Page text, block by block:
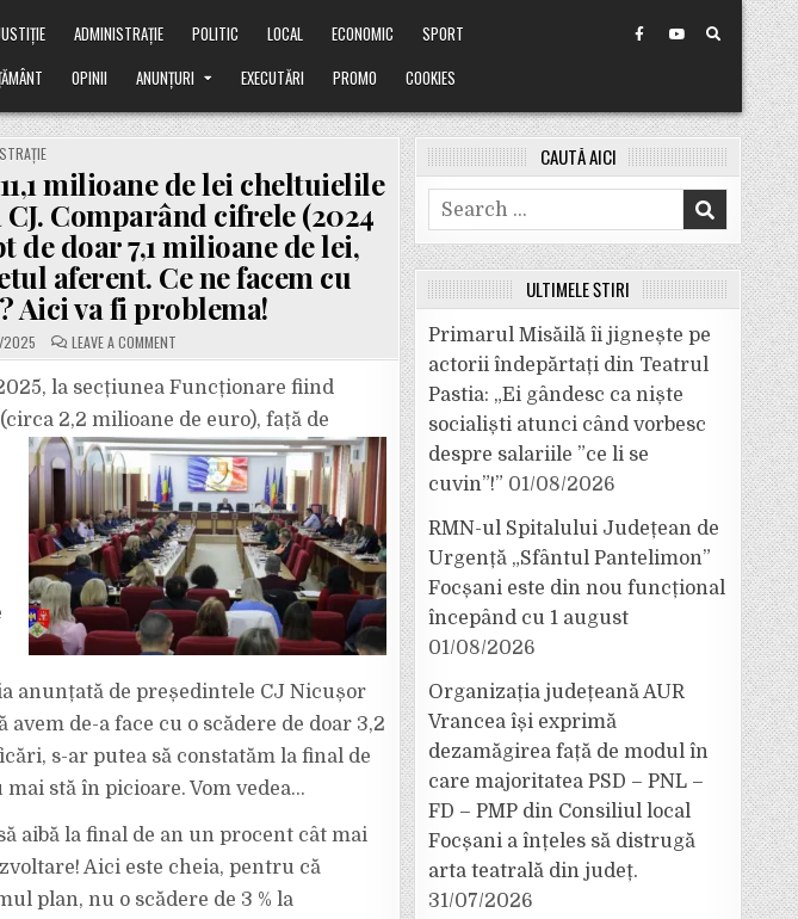
ADMINISTRAȚIE POLITIC LOCAL ECONOMIC
SPORT
OPINII ANUNȚURI EXECUTĂRI PROMO COOKIES
milioane de lei cheltuielile
Comparând cifrele (2024
de doar 7,1 milioane de lei,
aferent. Ce ne facem cu
Aici va fi problema!
LEAVE A COMMENT
HALICI
ANUNȚAT
CĂ
A
REDUS
CU
11,1
MILIOANE
DE
LEI
CHELTUIELILE
DE
LA
SECȚIUNEA
FUNCȚIONARE
A
CJ.
COMPARÂND
CIFRELE
(2024
VS
SCĂDEREA
ESTE
FAPT
DOAR
MILIOANE
DE
ADICĂ
DOAR
DE
3,2
DIN
la secțiunea Funcționare fiind
2,2 milioane de euro), față de
anunțată de președintele CJ Nicușor
de-a face cu o scădere de doar 3,2
s-ar putea să constatăm la final de
mai stă în picioare. Vom vedea…
aibă la final de an un procent cât mai
Aici este cheia, pentru că
plan, nu o scădere de 3 % la
CAUTĂ AICI
Search
for:
ULTIMELE ȘTIRI
Primarul Misăilă îi jignește pe
actorii îndepărtați din Teatrul
Pastia: „Ei gândesc ca niște
socialiști atunci când vorbesc
despre salariile ”ce li se
cuvin”!” 01/08/2026
RMN-ul Spitalului Județean de
Urgență „Sfântul Pantelimon”
Focșani este din nou funcțional
începând cu 1 august
01/08/2026
Organizația județeană AUR
Vrancea își exprimă
dezamăgirea față de modul în
care majoritatea PSD – PNL –
FD – PMP din Consiliul local
Focșani a înțeles să distrugă
arta teatrală din județ.
31/07/2026